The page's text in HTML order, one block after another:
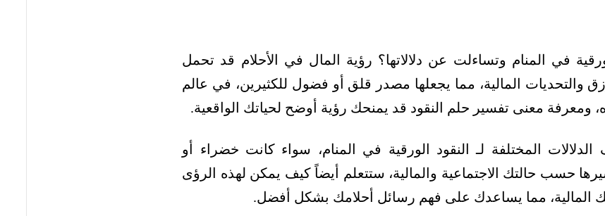
في المنام وتساءلت عن دلالاتها؟ رؤية المال في الأحلام قد تحمل
والتحديات المالية، مما يجعلها مصدر قلق أو فضول للكثيرين، في عالم
ومعرفة معنى تفسير حلم النقود قد يمنحك رؤية أوضح لحياتك الواقعية.
المختلفة لـ النقود الورقية في المنام، سواء كانت خضراء أو
حسب حالتك الاجتماعية والمالية، ستتعلم أيضاً كيف يمكن لهذه الرؤى
المالية، مما يساعدك على فهم رسائل أحلامك بشكل أفضل.